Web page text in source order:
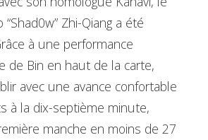
Zhi-Qiang a été
à une performance
de Bin en haut de la carte,
avec une avance confortable
à la dix-septième minute,
manche en moins de 27